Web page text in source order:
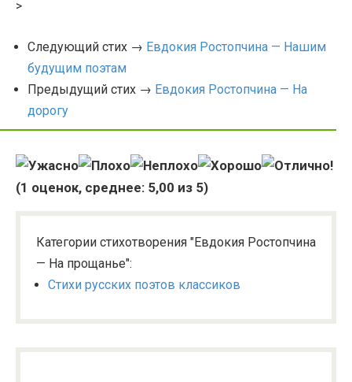
>
Следующий стих → Евдокия Ростопчина — Нашим
будущим поэтам
Предыдущий стих → Евдокия Ростопчина — На
дорогу
(1 оценок, среднее: 5,00 из 5)
Категории стихотворения "Евдокия Ростопчина
— На прощанье":
Стихи русских поэтов классиков